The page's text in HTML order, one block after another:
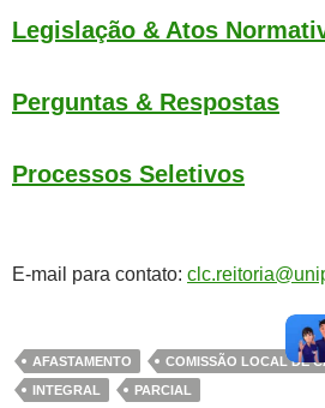
Legislação & Atos
Perguntas & Respostas
Processos Seletivos
E-mail para contato:
AFASTAMENTO
COMISSÃO LOCAL DE
INTEGRAL
PARCIAL